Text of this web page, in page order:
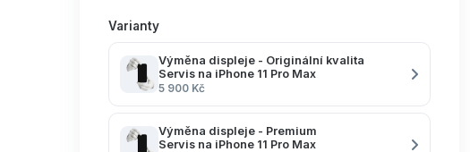
Varianty
Výměna displeje - Originální kvalita
Servis na iPhone 11 Pro Max
5 900 Kč
Výměna displeje - Premium
Servis na iPhone 11 Pro Max